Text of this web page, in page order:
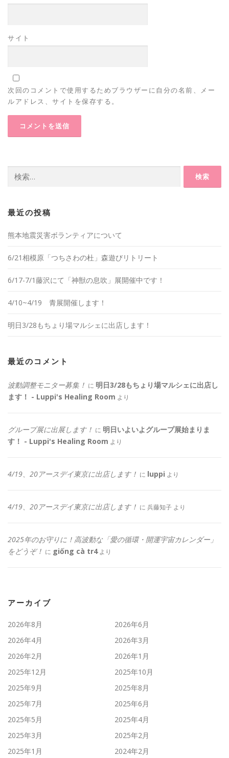
サイト
次回のコメントで使用するためブラウザーに自分の名前、メー
ルアドレス、サイトを保存する。
索:
最近の投稿
熊本地震災害ボランティアについて
6/21相模原「つちさわの杜」森遊びリトリート
6/17-7/1藤沢にて「神獣の息吹」展開催中です！
4/10~4/19 青展開催します！
明日3/28もちょり場マルシェに出店します！
最近のコメント
波動調整モニター募集！ に 明日3/28もちょり場マルシェに出店し
ます！ - Luppi's Healing Room より
グループ展に出展します！ に 明日いよいよグループ展始まりま
す！ - Luppi's Healing Room より
4/19、20アースデイ東京に出店します！ に luppi より
4/19、20アースデイ東京に出店します！ に 兵藤知子 より
2025年のお守りに！高波動な「愛の循環・開運宇宙カレンダー」
をどうぞ！ に giống cà tr4より
アーカイブ
2026年8月
2026年6月
2026年4月
2026年3月
2026年2月
2026年1月
2025年12月
2025年10月
2025年9月
2025年8月
2025年7月
2025年6月
2025年5月
2025年4月
2025年3月
2025年2月
2025年1月
2024年2月